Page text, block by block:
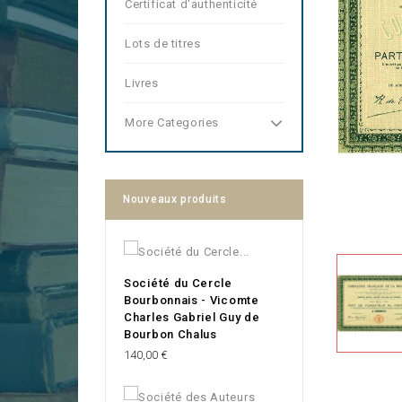
Certificat d'authenticité
Lots de titres
Livres
More Categories
Nouveaux produits
Société du Cercle
Bourbonnais - Vicomte
Charles Gabriel Guy de
Bourbon Chalus
Prix
140,00 €